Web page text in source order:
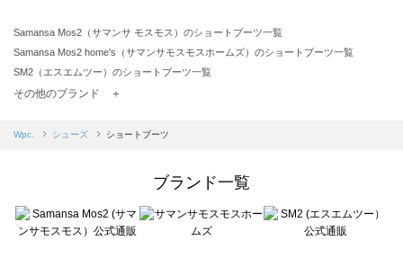
Samansa Mos2（サマンサ モスモス）のショートブーツ一覧
Samansa Mos2 home's（サマンサモスモスホームズ）のショートブーツ一覧
SM2（エスエムツー）のショートブーツ一覧
Samansa Mos2 blue（サマンサモスモス ブルー）のショートブーツ一覧
sō4ū（ソウフォーユー）のショートブーツ一覧
Te chichi（テチチ）のショートブーツ一覧
Te chichi CLASSIC（テチチ クラシック）のショートブーツ一覧
その他のブランド ＋
Wpc. シューズ ショートブーツ
ブランド一覧